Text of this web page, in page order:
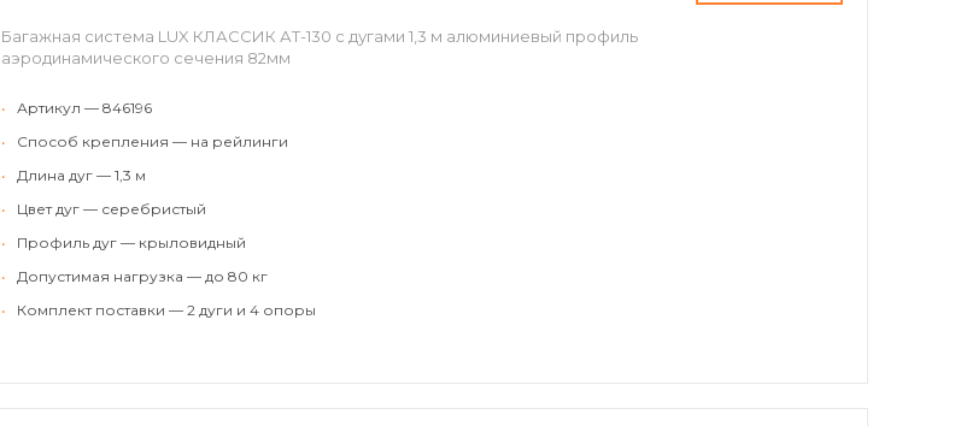
Багажная система LUX КЛАССИК АТ-130 с дугами 1,3 м алюминиевый профиль
аэродинамического сечения 82мм
•
Артикул — 846196
•
Способ крепления — на рейлинги
•
Длина дуг — 1,3 м
•
Цвет дуг — серебристый
•
Профиль дуг — крыловидный
•
Допустимая нагрузка — до 80 кг
•
Комплект поставки — 2 дуги и 4 опоры